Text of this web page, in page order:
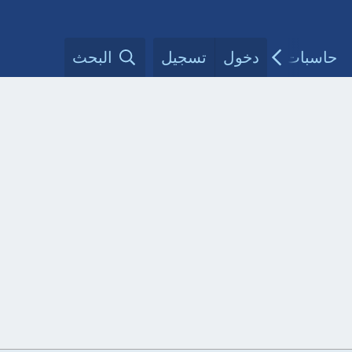
حاسبات طبية مقالات الأطباءدخول تسجيل البحث